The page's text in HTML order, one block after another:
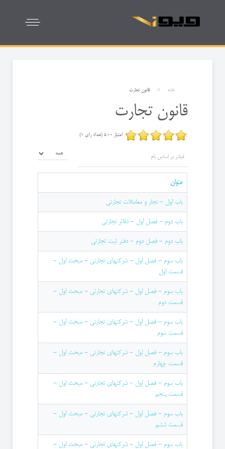
خانه قانون تجارت
قانون تجارت
امتیاز 5.00 (تعداد رای 1)
فیلتر بر اساس نام نمایش #
عنوان
باب اول - تجار و معاملات تجارتی
باب دوم - فصل اول - دفاتر تجارتی
باب دوم - فصل دوم - دفتر ثبت تجارتی
باب سوم - فصل اول - شركتهای تجارتی - مبحث اول -
قسمت اول
باب سوم - فصل اول - شركتهای تجارتی - مبحث اول -
قسمت دوم
باب سوم - فصل اول - شركتهای تجارتی - مبحث اول -
قسمت سوم
باب سوم - فصل اول - شركتهای تجارتی - مبحث اول -
قسمت چهارم
باب سوم - فصل اول - شركتهای تجارتی - مبحث اول -
قسمت پنجم
باب سوم - فصل اول - شركتهای تجارتی - مبحث اول -
قسمت ششم
باب سوم - فصل اول - شركتهای تجارتی - مبحث اول -